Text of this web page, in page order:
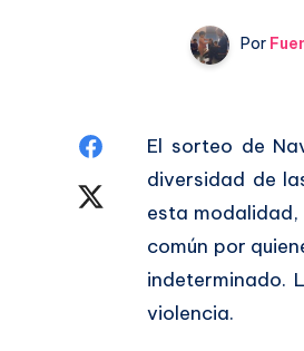
Por
Compartir
Facebook
Compartir
Twitter
El sorteo de
diversidad de
esta modalidad,
común por
indeterminado.
violencia.